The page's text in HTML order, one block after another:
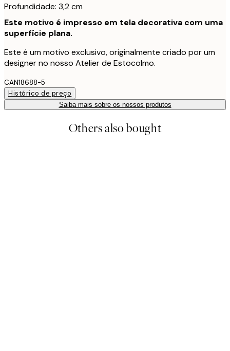
Profundidade: 3,2 cm
Este motivo é impresso em tela decorativa com uma
superfície plana.
Este é um motivo exclusivo, originalmente criado por um
designer no nosso Atelier de Estocolmo.
CAN18688-5
Histórico de preço
Saiba mais sobre os nossos produtos
Others also bought